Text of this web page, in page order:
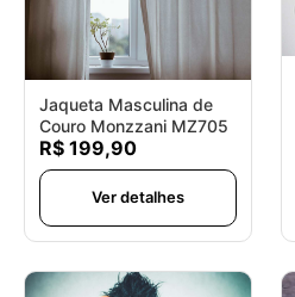
Jaqueta Masculina de
Couro Monzzani MZ705
R$ 199,90
Ver detalhes